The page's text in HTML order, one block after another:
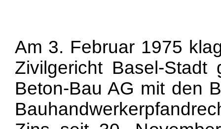
Am 3. Februar 1975
Zivilgericht Basel-
Beton-Bau AG mit den